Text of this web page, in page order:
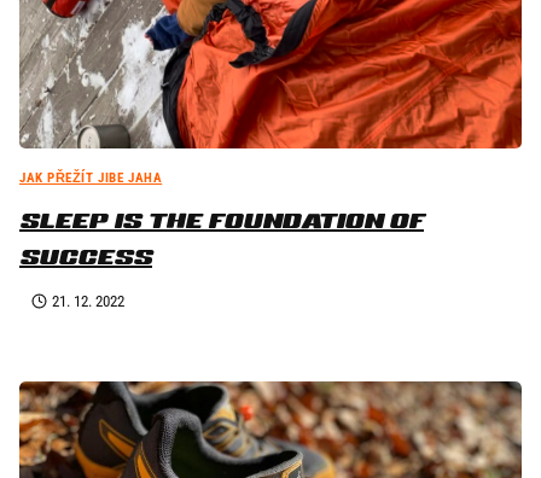
JAK PŘEŽÍT JIBE JAHA
SLEEP IS THE FOUNDATION OF
SUCCESS
21. 12. 2022